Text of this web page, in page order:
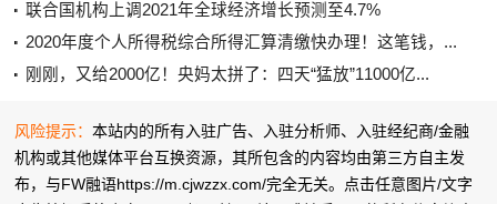
联合国机构上调2021年全球经济增长预测至4.7%
2020年度个人所得税综合所得汇算清缴快办理！这笔钱，...
刚刚，又给2000亿！央妈太拼了：四天“猛放”11000亿...
风险提示：本站内的所有入驻广告、入驻分析师、入驻经纪商/金融
机构或其他媒体平台互换资源，其所包含的内容均由第三方自主发
布，与FW融语https://m.cjwzzx.com/完全无关。点击任意图片/文字